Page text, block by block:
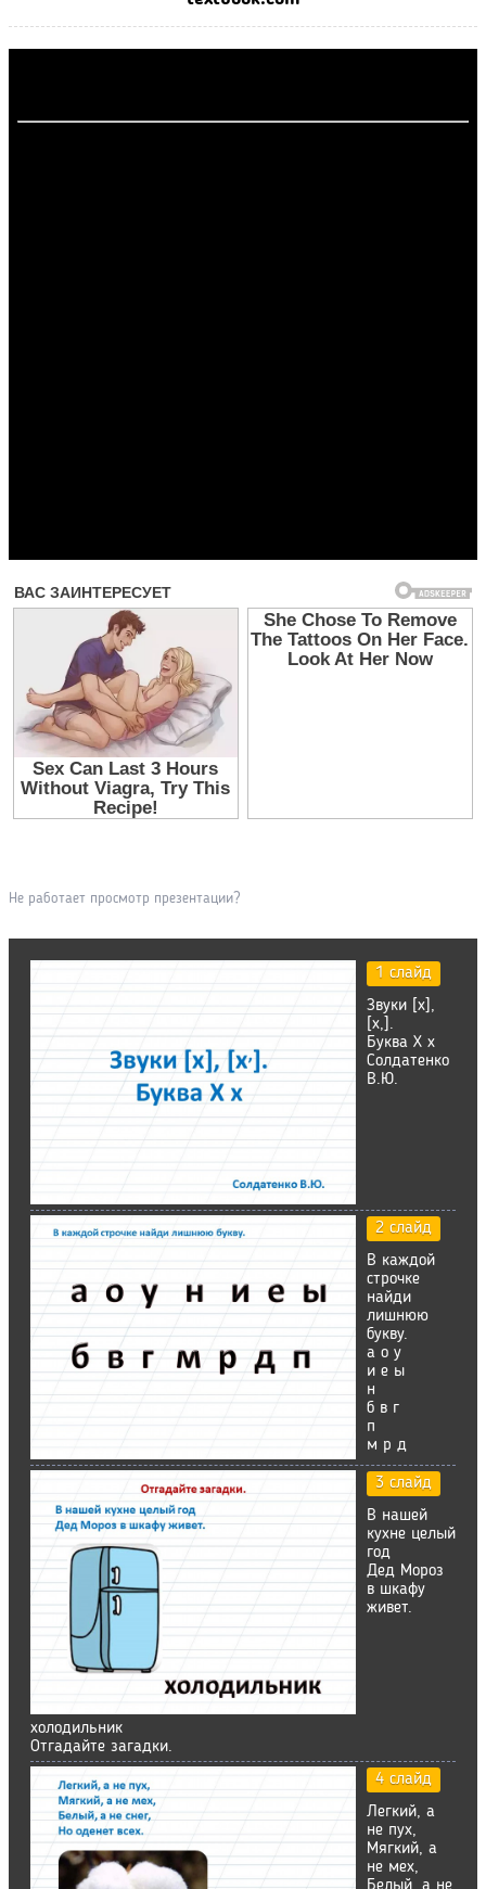
Не работает просмотр презентации?
1 слайд
Звуки [х],
[х,].
Буква Х х
Солдатенко
В.Ю.
2 слайд
В каждой
строчке
найди
лишнюю
букву.
а о у
и е ы
н
б в г
п
м р д
3 слайд
В нашей
кухне целый
год
Дед Мороз
в шкафу
живет.
холодильник
Отгадайте загадки.
4 слайд
Легкий, а
не пух,
Мягкий, а
не мех,